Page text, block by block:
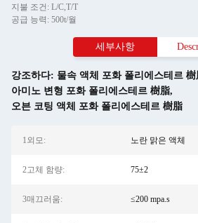
지불 조건: L/C,T/T
공급 능력: 500t/월
세부사항
강조하다: 물속 액체 포화 폴리에스테르 樹
아미노 변형 포화 폴리에스테르 樹脂,
오븐 코팅 액체 포화 폴리에스테르 樹脂
1외모: 노란 맑은 액체
2고체 함량: 75±2
3매끄러움: ≤200 mpa.s